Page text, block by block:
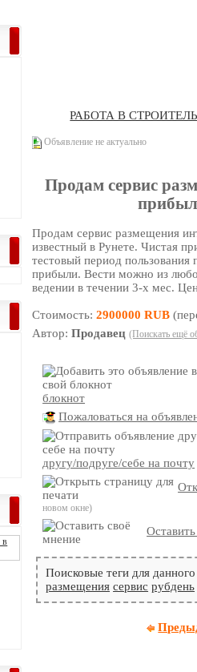
РАБОТА В
Объявление не актуально
Продам сервис
Продам сервис размещения
известный в Рунете. Чистая
тестовый период
прибыли. Вести можно из
ведении в течении 3-х мес.
Стоимость:2900000 RUB
Автор:Продавец (Поискать ещё
блокнот
Пожаловаться на
другу/подруге/себе на почту
новом окне)
Поисковые теги для
размещения сервис рубдень